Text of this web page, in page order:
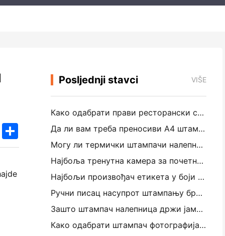
TwitterShare
Posljednji stavci VIŠE
Како одабрати прави ресторански софтвер за свој мали или средњи ресторан
Да ли вам треба преносиви А4 штампач за рачуне складишта? Шта заправо ради
Могу ли термички штампачи налепница направити водоотпорне налепнице за мале пословне производе?
Најбоља тренутна камера за почетнике који не желе отпадни папир
Најбољи произвођач етикета у боји за путовање и резервацију текста: Додајте више боја свакој страници
Ручни писац насупрот штампању бродских налепница: Савети за мала предузећа у 2026. години
Зашто штампач налепница држи јамминг?
Како одабрати штампач фотографија у џепу: Комплетан водич за кориснике путовања, путовања и иПхонеа